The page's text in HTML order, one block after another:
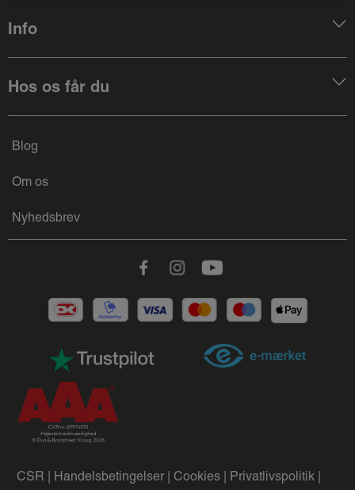
Info
Hos os får du
Blog
Om os
Nyhedsbrev
FacebookInstagramYoutube
CSR | Handelsbetingelser | Cookies | Privatlivspolitik |